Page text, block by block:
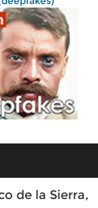
de la Sierra,